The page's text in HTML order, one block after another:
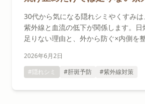
流・内側ケアで肝斑予防
30代から気になる隠れシミやくすみ
紫外線と血流の低下が関係します。日
足りない理由と、外から防ぐ×内側を
す。
2026年6月2日
#隠れシミ
#肝斑予防 #紫外線対策